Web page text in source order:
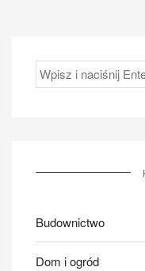
Szukaj:
Budownictwo
Dom i ogród